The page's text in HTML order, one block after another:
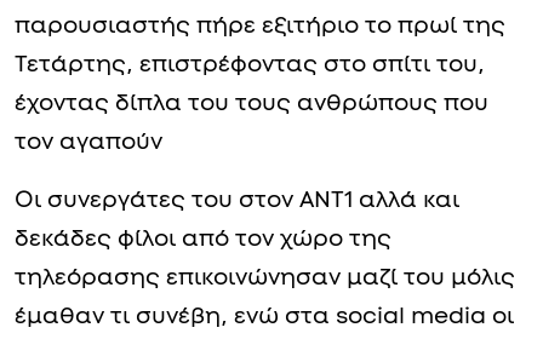
παρουσιαστής πήρε εξιτήριο το πρωί της
Τετάρτης, επιστρέφοντας στο σπίτι του,
έχοντας δίπλα του τους ανθρώπους που
τον αγαπούν
Οι συνεργάτες του στον ANT1 αλλά και
δεκάδες φίλοι από τον χώρο της
τηλεόρασης επικοινώνησαν μαζί του μόλις
έμαθαν τι συνέβη, ενώ στα social media οι